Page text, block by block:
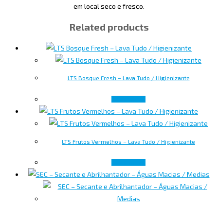
em local seco e fresco.
Related products
LTS Bosque Fresh – Lava Tudo / Higienizante
LTS Frutos Vermelhos – Lava Tudo / Higienizante